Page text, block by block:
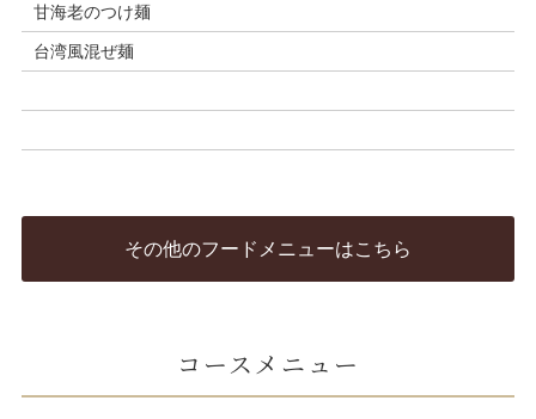
甘海老のつけ麺
台湾風混ぜ麺
その他のフードメニューはこちら
コースメニュー